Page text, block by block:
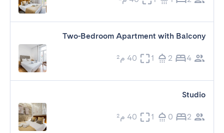
Two-Bedroom Apartment with Balcony
4
2
1 40 م²
Studio
2
0
1 40 م²